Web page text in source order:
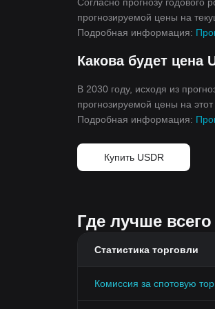
прогнозируемой цены на
Подробная информация:
Какова будет цена
В 2030 году, исходя из
прогнозируемой цены на
Подробная информация:
Купить USDR
Где лучше
Статистика торговли
Комиссия за спотовую